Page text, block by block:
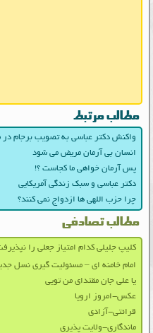
مطالب مرتبط
واکنش دکتر عباسی به تصویب برجام
انسان بی آرمان مریض می شود
پس آرمان خواهی ما کجاست ؟!
دکتر عباسی و سبک زندگی آمریکایی
چرا حزب اللهی ها ازدواج نمی کنند؟
مطالب تصادفی
کلیپ جلیلی کدام امتیاز جعلی را
امام خامنه ای – مسئولیت گیری نسل
یا علی جان مقتدای من تویی
عکس-امروز اروپا
قرائتی-آزادی
ماندگاری-ولایت پذیری